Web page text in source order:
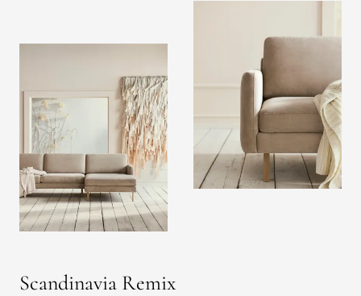
Scandinavia Remix